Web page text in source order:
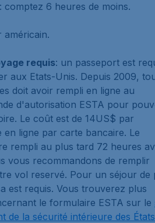
: comptez 6 heures de moins.
américain.
requis: un passeport est
aux Etats-Unis. Depuis 2009,
doit avoir rempli en ligne au
d'autorisation ESTA pour
Le coût est de 14US$ par
en ligne par carte bancaire. Le
rempli au plus tard 72 heures
vous recommandons de remplir
vol reservé. Pour un séjour de
est requis. Vous trouverez plus
le formulaire ESTA sur le
de la sécurité intérieure des